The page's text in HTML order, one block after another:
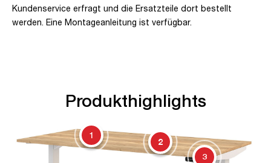
Kundenservice erfragt und die Ersatzteile dort bestellt
werden. Eine Montageanleitung ist verfügbar.
Produkthighlights
1
2
3